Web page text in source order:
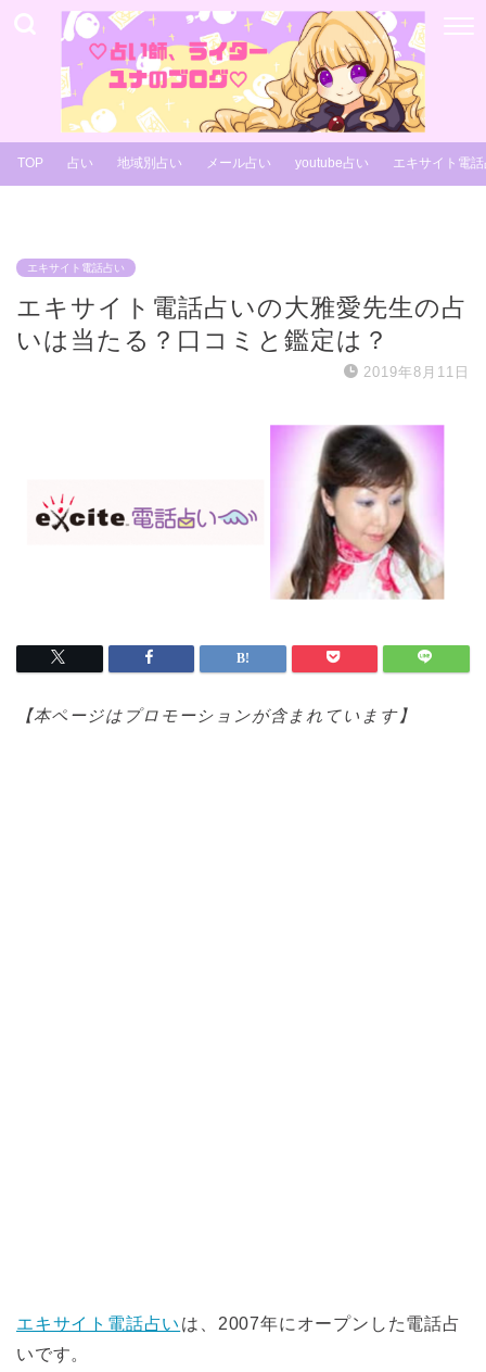
TOP 占い 地域別占い メール占い youtube占い エキサイト電
エキサイト電話占い
エキサイト電話占いの大雅愛先生の占
いは当たる？口コミと鑑定は？
2019年8月11日
【本ページはプロモーションが含まれています】
エキサイト電話占い は、2007年にオープンした電話占
いです。